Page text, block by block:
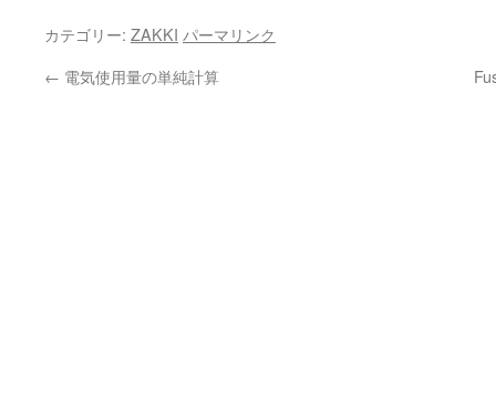
カテゴリー: ZAKKI パーマリンク
← 電気使用量の単純計算